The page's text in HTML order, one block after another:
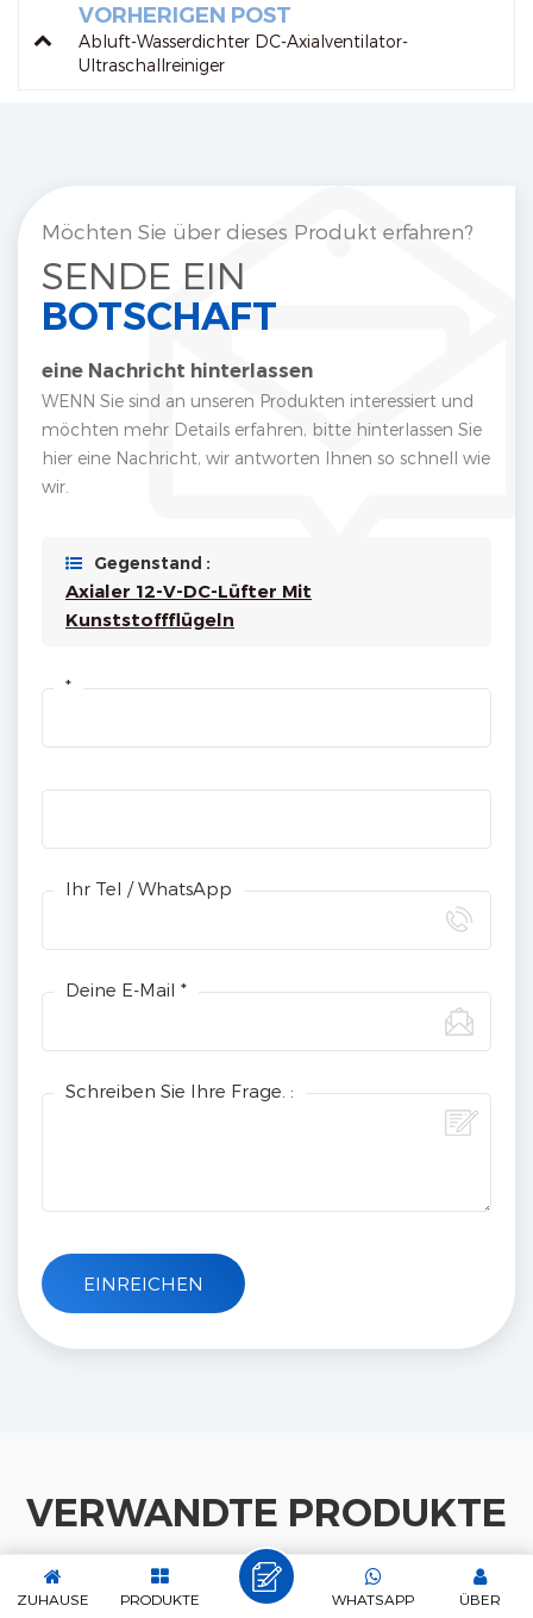
VORHERIGEN POST
Abluft-Wasserdichter DC-Axialventilator-
Ultraschallreiniger
Möchten Sie über dieses Produkt erfahren?
SENDE EIN
BOTSCHAFT
eine Nachricht hinterlassen
WENN Sie sind an unseren Produkten interessiert und
möchten mehr Details erfahren, bitte hinterlassen Sie
hier eine Nachricht, wir antworten Ihnen so schnell wie
wir.
Gegenstand :
Axialer 12-V-DC-Lüfter Mit
Kunststoffflügeln
*
Ihr Tel / WhatsApp
Deine E-Mail *
Schreiben Sie Ihre Frage. :
VERWANDTE PRODUKTE
ELEKTRISCH BLDC KÜHLSYSTEM AXIALER
ZUHAUSE PRODUKTE ÜBER
WHATSAPP